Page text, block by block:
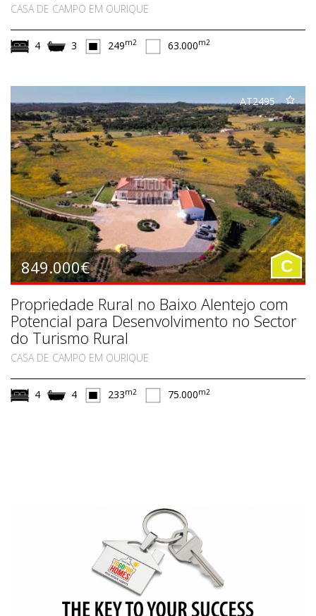
CASA DE CAMPO EM OURIQUE
4 3 249m2 63.000m2
AT2495
849.000€ C
Propriedade Rural no Baixo Alentejo com
Potencial para Desenvolvimento no Sector
do Turismo Rural
CASA DE CAMPO EM OURIQUE
4 4 233m2 75.000m2